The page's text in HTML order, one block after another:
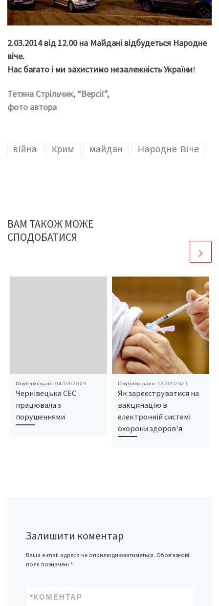
2.03.2014 від 12.00 на Майдані відбудеться Народне
віче.
Нас багато і ми захистимо незалежність України!
Тетяна Стрільчик, “Версії”,
фото автора
війна Крим майдан Народне Віче
ВАМ ТАКОЖ МОЖЕ
СПОДОБАТИСЯ
Опубліковано 04/03/2009
Чернівецька СЕС
працювала з
порушеннями
Опубліковано 13/03/2021
Як зареєструватися на
вакцинацію в
електронній системі
охорони здоров’я
Залишити коментар
Ваша e-mail адреса не оприлюднюватиметься. Обов’язкові
поля позначені *
КОМЕНТАР
*